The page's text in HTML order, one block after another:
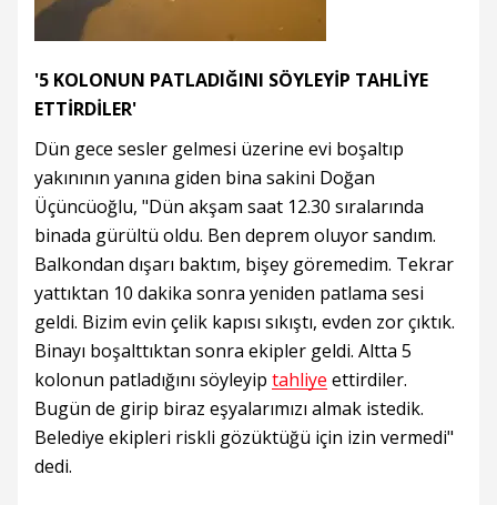
'5 KOLONUN PATLADIĞINI SÖYLEYİP TAHLİYE
ETTİRDİLER'
Dün gece sesler gelmesi üzerine evi boşaltıp
yakınının yanına giden bina sakini Doğan
Üçüncüoğlu, "Dün akşam saat 12.30 sıralarında
binada gürültü oldu. Ben deprem oluyor sandım.
Balkondan dışarı baktım, bişey göremedim. Tekrar
yattıktan 10 dakika sonra yeniden patlama sesi
geldi. Bizim evin çelik kapısı sıkıştı, evden zor çıktık.
Binayı boşalttıktan sonra ekipler geldi. Altta 5
kolonun patladığını söyleyip tahliye ettirdiler.
Bugün de girip biraz eşyalarımızı almak istedik.
Belediye ekipleri riskli gözüktüğü için izin vermedi"
dedi.